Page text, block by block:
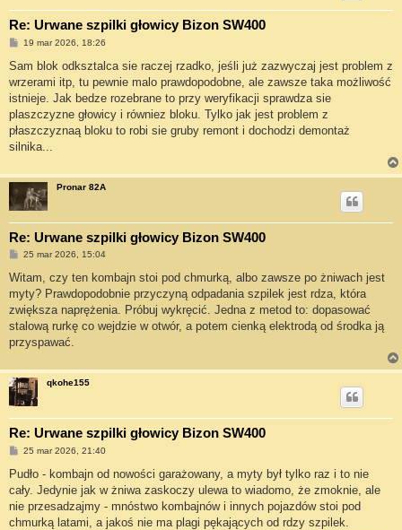
Re: Urwane szpilki głowicy Bizon SW400
P
s
19 mar 2026, 18:26
Sam blok odksztalca sie raczej rzadko, jeśli już zazwyczaj jest problem z
wrzerami itp, tu pewnie malo prawdopodobne, ale zawsze taka możliwość
istnieje. Jak bedze rozebrane to przy weryfikacji sprawdza sie
plaszczyzne głowicy i równiez bloku. Tylko jak jest problem z
płaszczyznaą bloku to robi sie gruby remont i dochodzi demontaż
silnika...
Pronar 82A
Re: Urwane szpilki głowicy Bizon SW400
P
s
25 mar 2026, 15:04
Witam, czy ten kombajn stoi pod chmurką, albo zawsze po żniwach jest
myty? Prawdopodobnie przyczyną odpadania szpilek jest rdza, która
zwiększa naprężenia. Próbuj wykręcić. Jedna z metod to: dopasować
stalową rurkę co wejdzie w otwór, a potem cienką elektrodą od środka ją
przyspawać.
qkohe155
Re: Urwane szpilki głowicy Bizon SW400
P
s
25 mar 2026, 21:40
Pudło - kombajn od nowości garażowany, a myty był tylko raz i to nie
cały. Jedynie jak w żniwa zaskoczy ulewa to wiadomo, że zmoknie, ale
nie przesadzajmy - mnóstwo kombajnów i innych pojazdów stoi pod
chmurką latami, a jakoś nie ma plagi pękających od rdzy szpilek.